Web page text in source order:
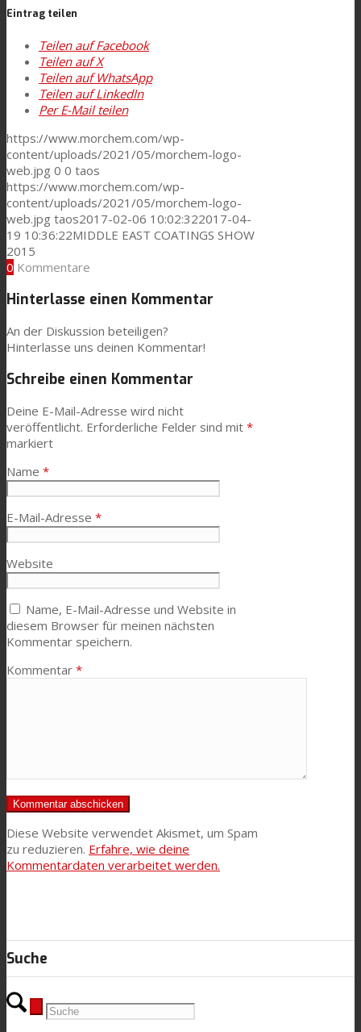
Leistung
Nachhaltigkeit
Kundenservice
Zertifikate
Karriere
Kontaktieren Sie uns
Suche
Menü Menü
Eintrag teilen
Teilen auf Facebook
Teilen auf X
Teilen auf WhatsApp
Teilen auf LinkedIn
Per E-Mail teilen
https://www.morchem.com/wp-
content/uploads/2021/05/morchem-logo-
web.jpg 0 0 taos
https://www.morchem.com/wp-
content/uploads/2021/05/morchem-logo-
web.jpg taos2017-02-06 10:02:322017-04-
19 10:36:22MIDDLE EAST COATINGS SHOW
2015
0 Kommentare
Hinterlasse einen Kommentar
An der Diskussion beteiligen?
Hinterlasse uns deinen Kommentar!
Schreibe einen Kommentar
Deine E-Mail-Adresse wird nicht
veröffentlicht. Erforderliche Felder sind mit *
markiert
Name *
E-Mail-Adresse *
Website
Name, E-Mail-Adresse und Website in
diesem Browser für meinen nächsten
Kommentar speichern.
Kommentar *
Diese Website verwendet Akismet, um Spam
zu reduzieren. Erfahre, wie deine
Kommentardaten verarbeitet werden.
Suche